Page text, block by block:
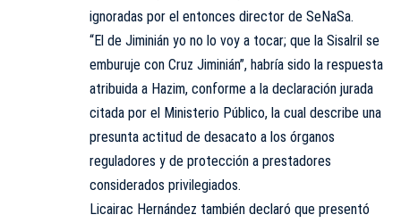
ignoradas por el entonces director de SeNaSa.
“El de Jiminián yo no lo voy a tocar; que la Sisalril se
emburuje con Cruz Jiminián”, habría sido la respuesta
atribuida a Hazim, conforme a la declaración jurada
citada por el Ministerio Público, la cual describe una
presunta actitud de desacato a los órganos
reguladores y de protección a prestadores
considerados privilegiados.
Licairac Hernández también declaró que presentó